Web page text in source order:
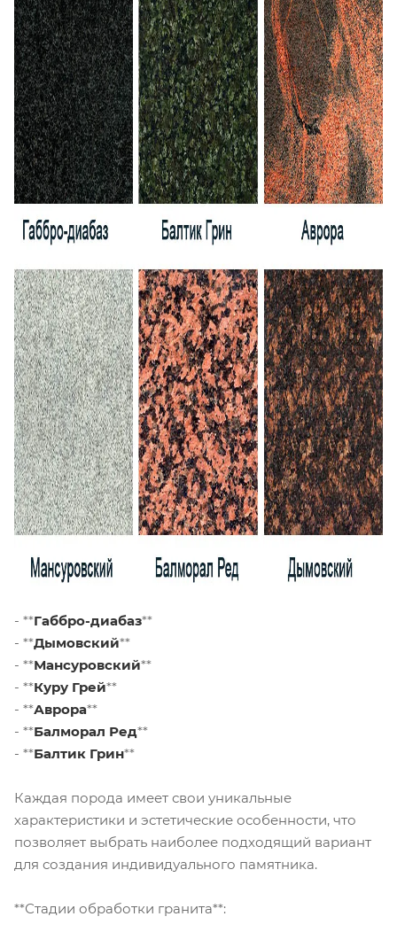
- **Габбро-диабаз**
- **Дымовский**
- **Мансуровский**
- **Куру Грей**
- **Аврора**
- **Балморал Ред**
- **Балтик Грин**
Каждая порода имеет свои уникальные
характеристики и эстетические особенности, что
позволяет выбрать наиболее подходящий вариант
для создания индивидуального памятника.
**Стадии обработки гранита**: